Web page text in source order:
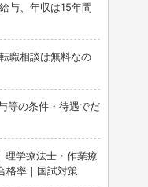
与、年収は15年間
職相談は無料なの
等の条件・待遇でだ
理学療法士・作業療
格率｜国試対策